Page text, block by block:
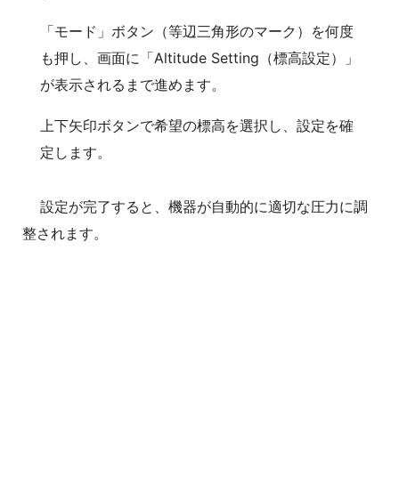
「モード」ボタン（等辺三角形のマーク）を何度
も押し、画面に「Altitude Setting（標高設定）」
が表示されるまで進めます。
上下矢印ボタンで希望の標高を選択し、設定を確
定します。
設定が完了すると、機器が自動的に適切な圧力に調
整されます。